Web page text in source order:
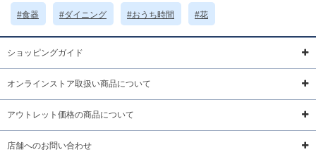
素材・原材料 磁器
原産国 日本製
サイズについて 返品について ギフトについて
#食器 #ダイニング #おうち時間 #花
ショッピングガイド
オンラインストア取扱い商品について
アウトレット価格の商品について
店舗へのお問い合わせ